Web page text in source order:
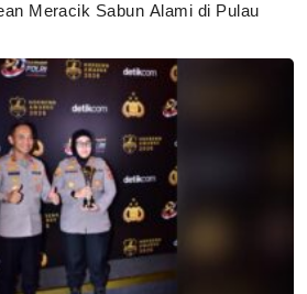
Meracik Sabun Alami di Pulau